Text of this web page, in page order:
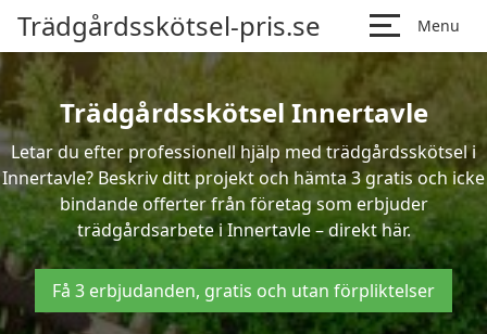
Trädgårdsskötsel-pris.se Menu
Trädgårdsskötsel Innertavle
Letar du efter professionell hjälp med trädgårdsskötsel i
Innertavle? Beskriv ditt projekt och hämta 3 gratis och icke
bindande offerter från företag som erbjuder
trädgårdsarbete i Innertavle – direkt här.
Få 3 erbjudanden, gratis och utan förpliktelser